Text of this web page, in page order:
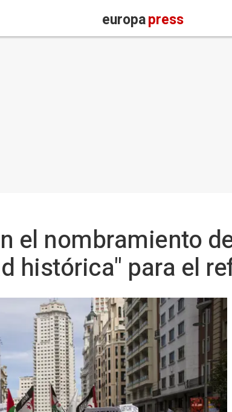
europapress
el nombramiento
histórica" para el